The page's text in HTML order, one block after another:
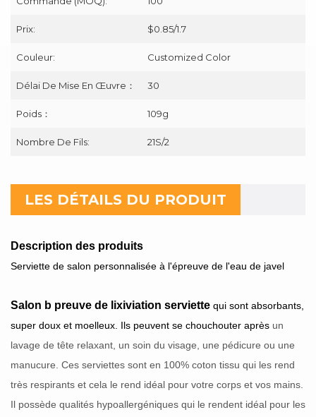
Prix: $0.85/1.7
Couleur: Customized Color
Délai De Mise En Œuvre： 30
Poids： 109g
Nombre De Fils: 21S/2
LES DÉTAILS DU PRODUIT
Description des produits
Serviette de salon personnalisée à l'épreuve de l'eau de javel
Salon b preuve de lixiviation serviette qui sont absorbants,
super doux et moelleux. Ils peuvent se chouchouter après un
lavage de tête relaxant, un soin du visage, une pédicure ou une
manucure. Ces serviettes sont en 100% coton tissu qui les rend
très respirants et cela le rend idéal pour votre corps et vos mains.
Il possède qualités hypoallergéniques qui le rendent idéal pour les